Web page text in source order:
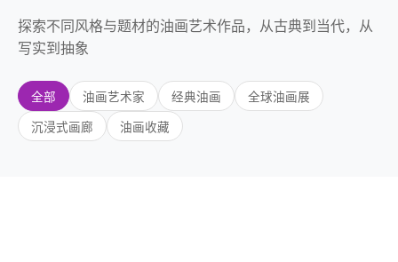
探索不同风格与题材的油画艺术作品，从古典到当代，从
写实到抽象
全部 油画艺术家 经典油画 全球油画展
沉浸式画廊 油画收藏